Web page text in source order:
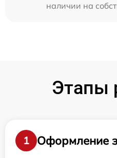
наличии на
Этапы
1
Оформление